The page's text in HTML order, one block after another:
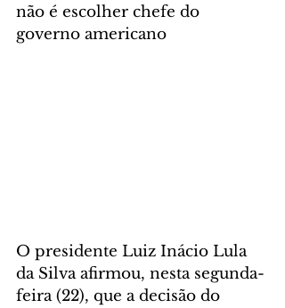
não é escolher chefe do
governo americano
O presidente Luiz Inácio Lula
da Silva afirmou, nesta segunda-
feira (22), que a decisão do